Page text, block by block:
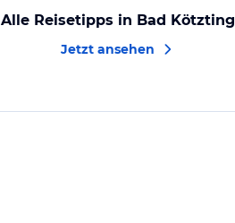
Alle Reisetipps in Bad Kötzting
Jetzt ansehen